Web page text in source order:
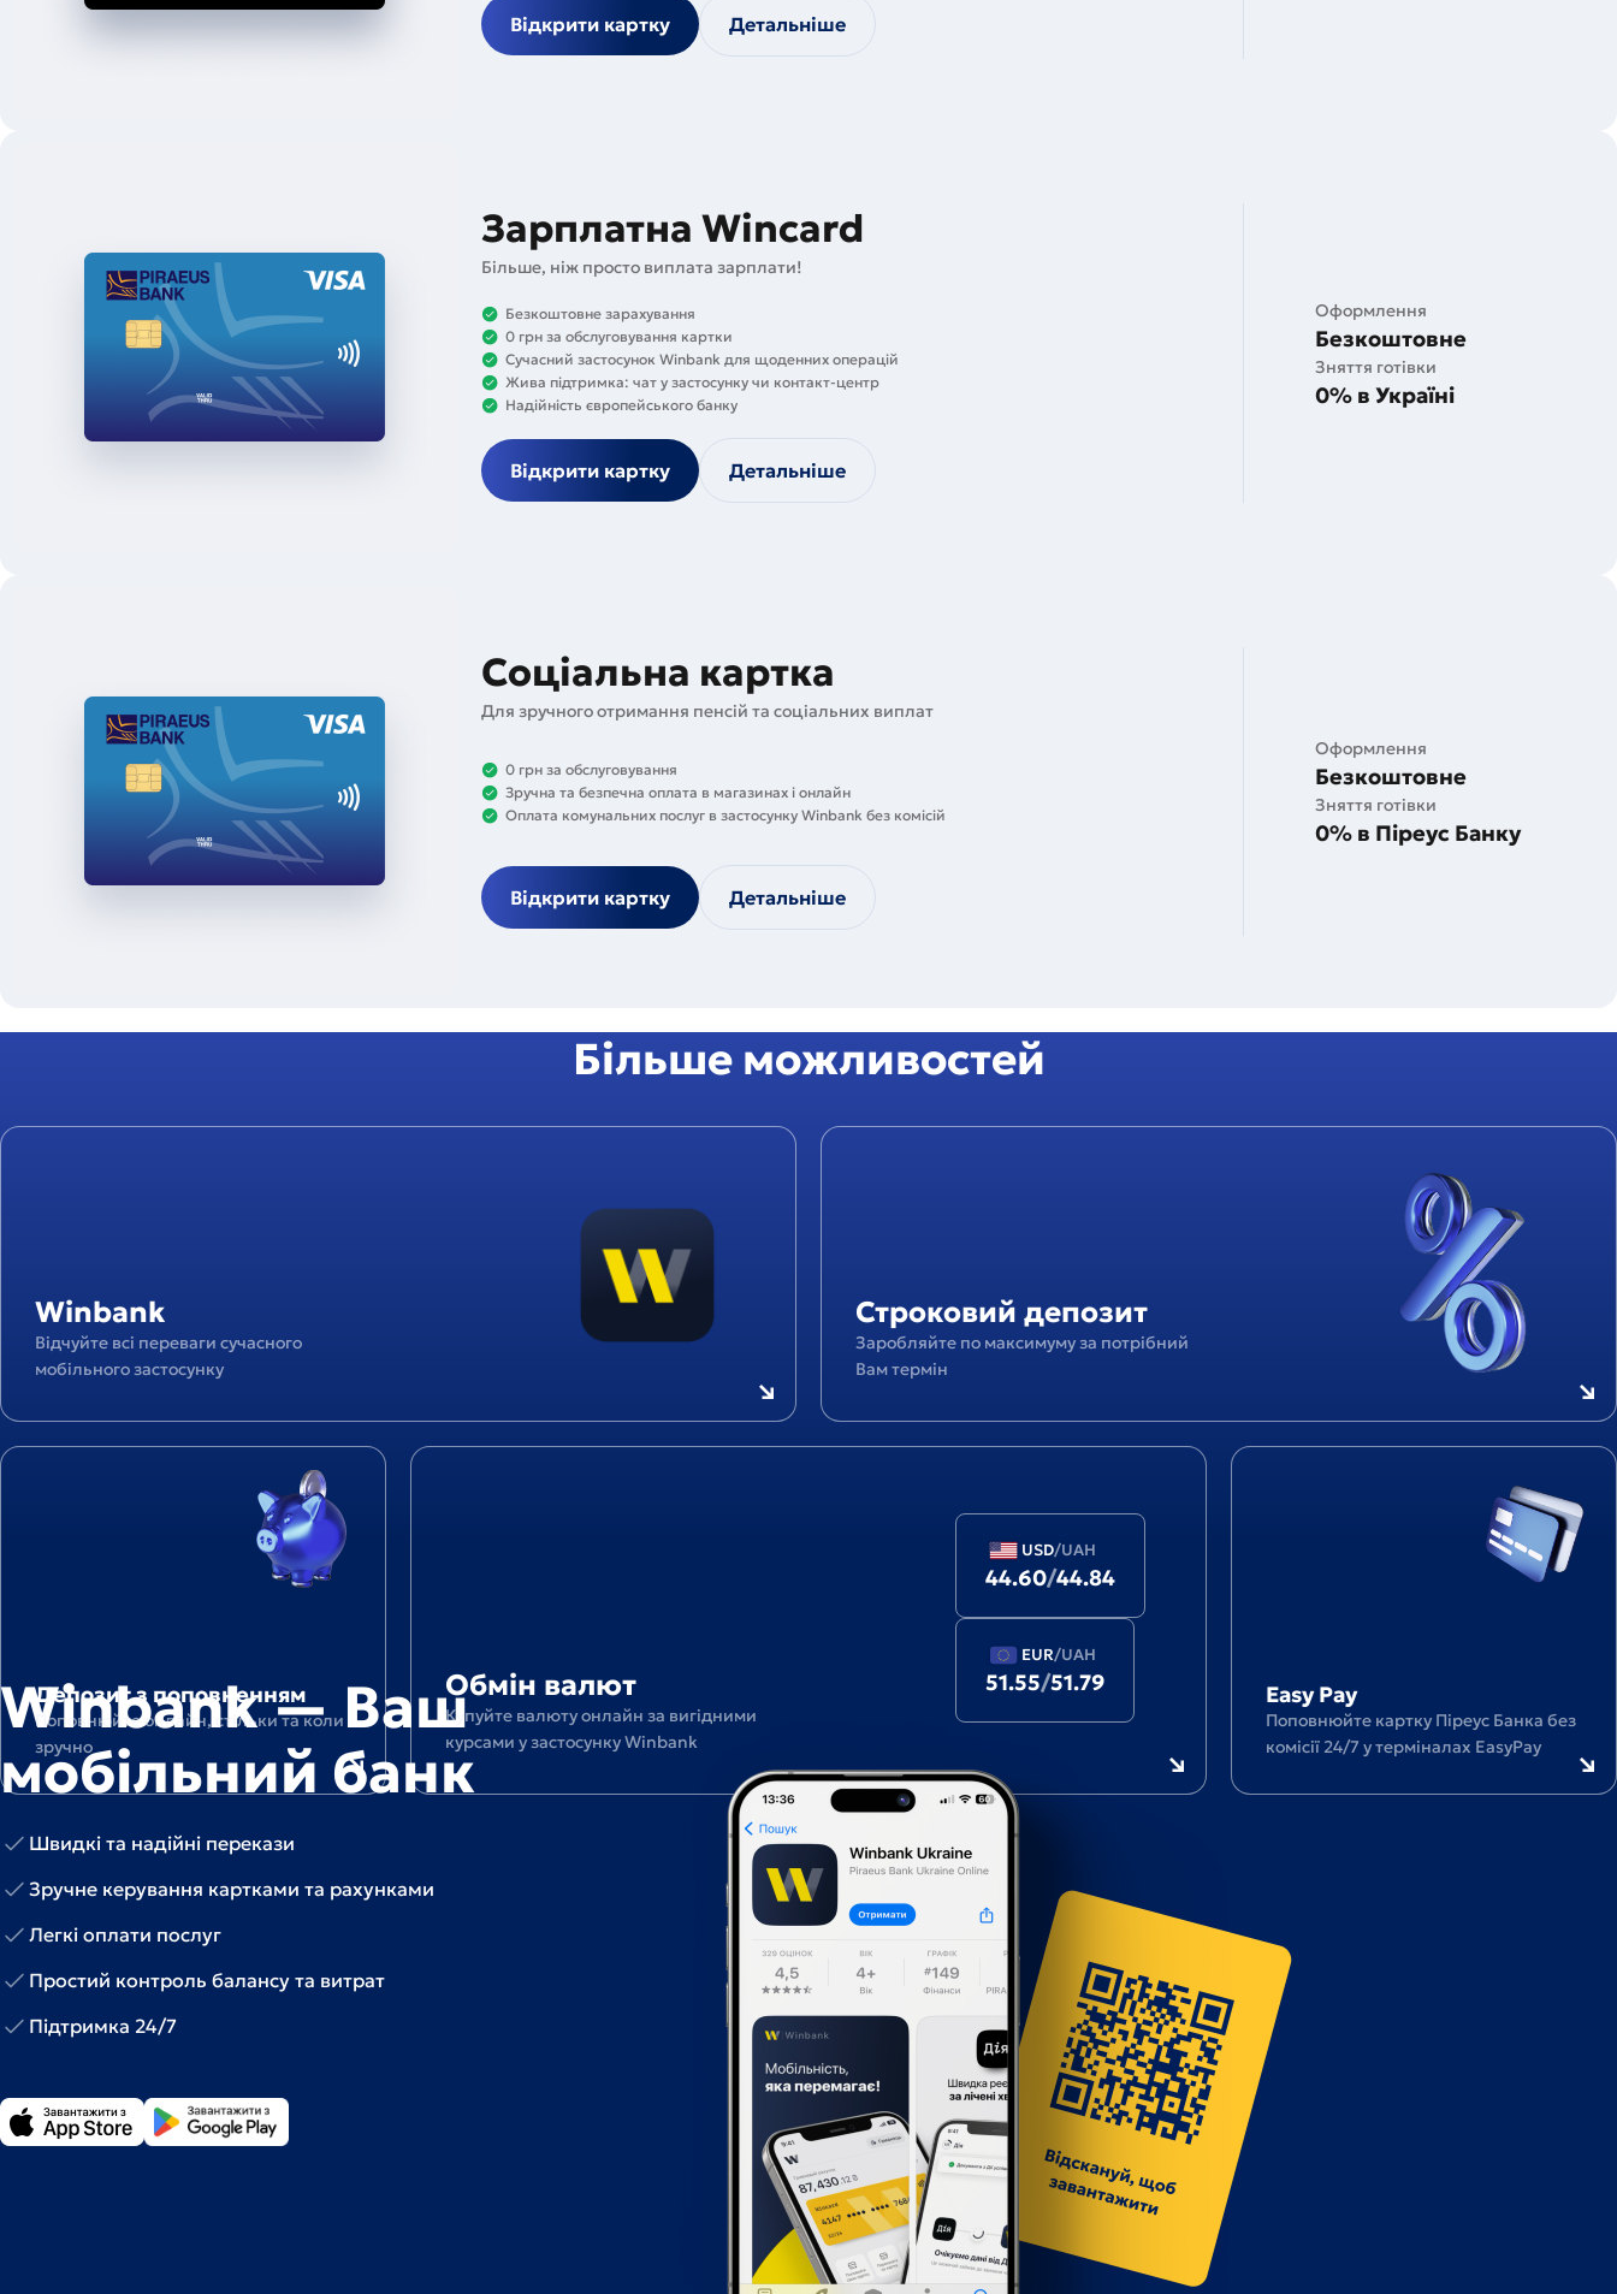
Відкрити картку Детальніше
Зарплатна Wincard
Більше, ніж просто виплата зарплати!
Безкоштовне зарахування
0 грн за обслуговування картки
Сучасний застосунок Winbank для щоденних операцій
Жива підтримка: чат у застосунку чи контакт-центр
Надійність європейського банку
Відкрити картку Детальніше
Оформлення
Безкоштовне
Зняття готівки
0% в Україні
Соціальна картка
Для зручного отримання пенсій та соціальних виплат
0 грн за обслуговування
Зручна та безпечна оплата в магазинах і онлайн
Оплата комунальних послуг в застосунку Winbank без комісій
Відкрити картку Детальніше
Оформлення
Безкоштовне
Зняття готівки
0% в Піреус Банку
Більше можливостей
Winbank
Відчуйте всі переваги сучасного
мобільного застосунку
Строковий депозит
Заробляйте по максимуму за потрібний
Вам термін
Депозит з поповненням
Поповнюйте онлайн, стільки та коли
зручно
Депозит
Обмін валют
Купуйте валюту онлайн за вигідними
курсами у застосунку Winbank
USD/UAH
44.60/44.84
EUR/UAH
51.55/51.79
Обмін
Easy Pay
Поповнюйте картку Піреус Банка без
комісії 24/7 у терміналах EasyPay
Easy
Winbank — Ваш
мобільний банк
Швидкі та надійні перекази
Зручне керування картками та рахунками
Легкі оплати послуг
Простий контроль балансу та витрат
Підтримка 24/7